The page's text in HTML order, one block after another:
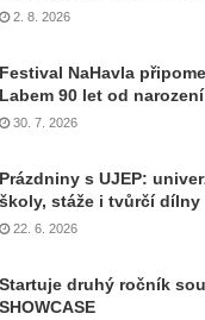
2. 8. 2026
Festival NaHavla
Labem 90 let od
30. 7. 2026
Prázdniny s UJEP:
školy, stáže i tvůrčí dílny
22. 6. 2026
Startuje druhý ročník
SHOWCASE